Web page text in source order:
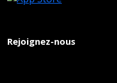
Rejoignez-nous